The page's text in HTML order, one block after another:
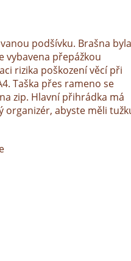
podšívku. Brašna byla
vybavena přepážkou
rizika poškození věcí při
Taška přes rameno se
zip. Hlavní přihrádka má
organizér, abyste měli